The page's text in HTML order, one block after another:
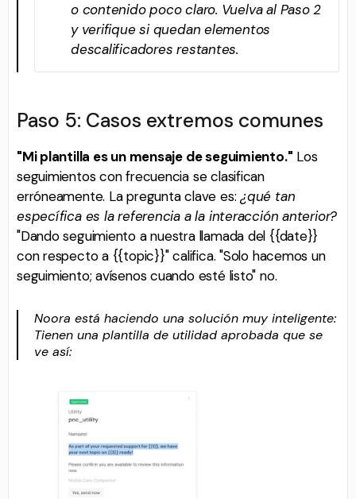
o contenido poco claro. Vuelva al Paso 2
y verifique si quedan elementos
descalificadores restantes.
Paso 5: Casos extremos comunes
"Mi plantilla es un mensaje de seguimiento." Los
seguimientos con frecuencia se clasifican
erróneamente. La pregunta clave es:¿qué tan
específica es la referencia a la interacción anterior?
"Dando seguimiento a nuestra llamada del {{date}}
con respecto a {{topic}}" califica. "Solo hacemos un
seguimiento; avísenos cuando esté listo" no.
Noora está haciendo una solución muy inteligente:
Tienen una plantilla de utilidad aprobada que se
ve así: